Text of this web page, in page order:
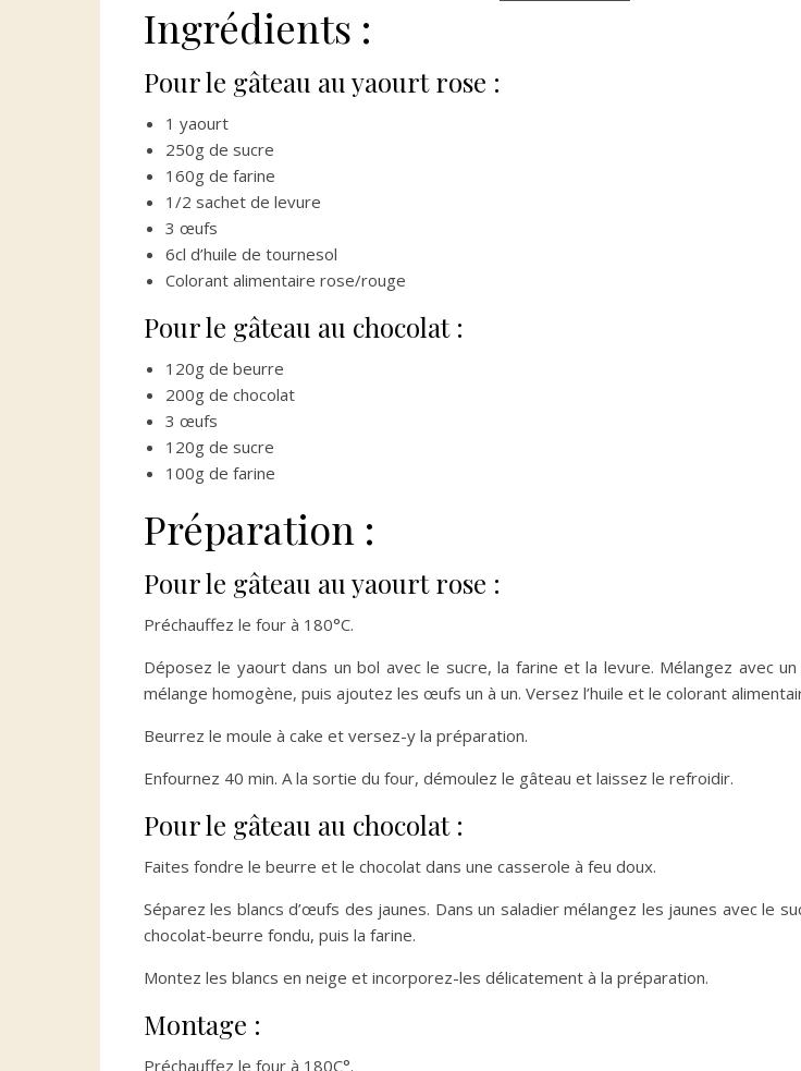
Ingrédients :
Pour le gâteau au yaourt rose :
1 yaourt
250g de sucre
160g de farine
1/2 sachet de levure
3 œufs
6cl d’huile de tournesol
Colorant alimentaire rose/rouge
Pour le gâteau au chocolat :
120g de beurre
200g de chocolat
3 œufs
120g de sucre
100g de farine
Préparation :
Pour le gâteau au yaourt rose :
Préchauffez le four à 180°C.
Déposez le yaourt dans un bol avec le sucre, la farine et la levure. Mélangez avec
mélange homogène, puis ajoutez les œufs un à un. Versez l’huile et le colorant
Beurrez le moule à cake et versez-y la préparation.
Enfournez 40 min. A la sortie du four, démoulez le gâteau et laissez le refroidir.
Pour le gâteau au chocolat :
Faites fondre le beurre et le chocolat dans une casserole à feu doux.
Séparez les blancs d’œufs des jaunes. Dans un saladier mélangez les jaunes avec le
chocolat-beurre fondu, puis la farine.
Montez les blancs en neige et incorporez-les délicatement à la préparation.
Montage :
Préchauffez le four à 180C°.